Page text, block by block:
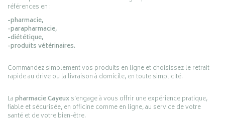
références en :
-pharmacie,
-parapharmacie,
-diététique,
-produits vétérinaires.
Commandez simplement vos produits en ligne et choisissez le retrait
rapide au drive ou la livraison à domicile, en toute simplicité.
Lapharmacie Cayeuxs’engage à vous offrir une expérience pratique,
fiable et sécurisée, en officine comme en ligne, au service de votre
santé et de votre bien-être.